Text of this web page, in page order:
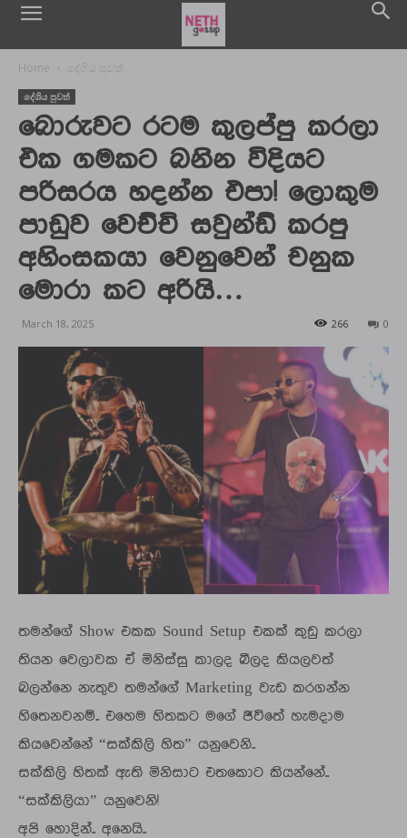
Home දේශිය පුවත්
දේශිය පුවත්
බොරුවට රටම කුලප්පු කරලා
එක ගමකට බනින විදියට
පරිසරය හදන්න එපා! ලොකුම
පාඩුව වෙච්චි සවුන්ඩ් කරපු
අහිංසකයා වෙනුවෙන් චනුක
මොරා කට අරියි…
March 18, 2025 0
266
තමන්ගේ Show එකක Sound Setup එකක් කුඩු කරලා
තියන වෙලාවක ඒ මිනිස්සු කාලද බීලද කියලවත්
බලන්නෙ නැතුව තමන්ගේ Marketing වැඩ කරගන්න
හිතෙනවනම්.. එහෙම හිතකට මගේ ජීවිතේ හැමදාම
කියවෙන්නේ “සක්කිලි හිත” යනුවෙනි..
සක්කිලි හිතක් ඇති මිනිසාට එතකොට කියන්නේ..
“සක්කිලියා” යනුවෙනි!
අපි හොදින්.. අනෙයි..